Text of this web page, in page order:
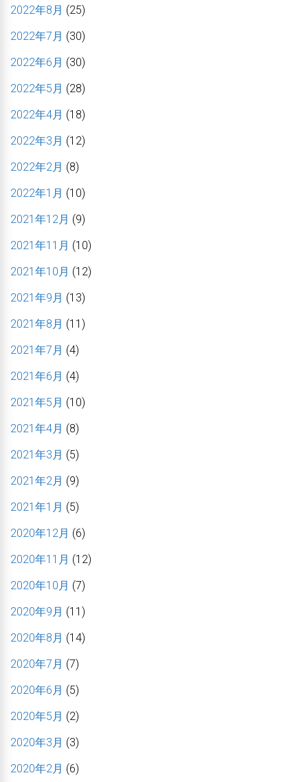
2022年8月 (25)
2022年7月 (30)
2022年6月 (30)
2022年5月 (28)
2022年4月 (18)
2022年3月 (12)
2022年2月 (8)
2022年1月 (10)
2021年12月 (9)
2021年11月 (10)
2021年10月 (12)
2021年9月 (13)
2021年8月 (11)
2021年7月 (4)
2021年6月 (4)
2021年5月 (10)
2021年4月 (8)
2021年3月 (5)
2021年2月 (9)
2021年1月 (5)
2020年12月 (6)
2020年11月 (12)
2020年10月 (7)
2020年9月 (11)
2020年8月 (14)
2020年7月 (7)
2020年6月 (5)
2020年5月 (2)
2020年3月 (3)
2020年2月 (6)